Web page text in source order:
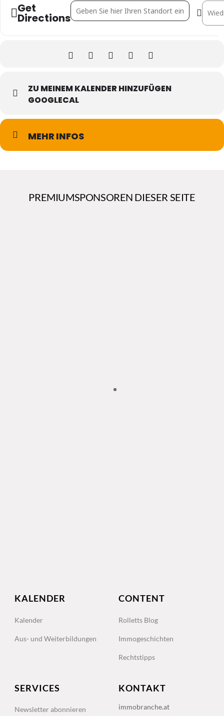
Get
Directions
Address - 10. Immo-Stammtisch [SpXdgnX6R]
ZU MEINEM KALENDER HINZUFÜGEN
GOOGLECAL
MEHR INFOS
PREMIUMSPONSOREN DIESER SEITE
KALENDER
Kalender
Aus- und Weiterbildungen
CONTENT
Rolletts Blog
Immogeschichten
Rechtstipps
SERVICES
Newsletter abonnieren
KONTAKT
immobranche.at